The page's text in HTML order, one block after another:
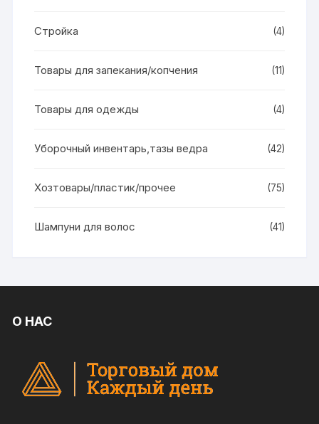
Стройка (4)
Товары для запекания/копчения (11)
Товары для одежды (4)
Уборочный инвентарь,тазы ведра (42)
Хозтовары/пластик/прочее (75)
Шампуни для волос (41)
О НАС